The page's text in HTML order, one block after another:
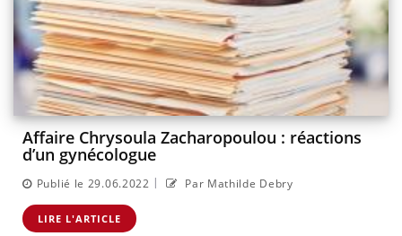
Affaire Chrysoula Zacharopoulou : réactions
d’un gynécologue
Publié le 29.06.2022 | Par Mathilde Debry
LIRE L'ARTICLE